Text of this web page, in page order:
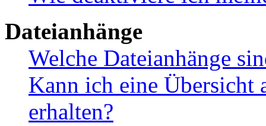
Dateianhänge
Welche Dateianhänge
Kann ich eine Übersicht
erhalten?